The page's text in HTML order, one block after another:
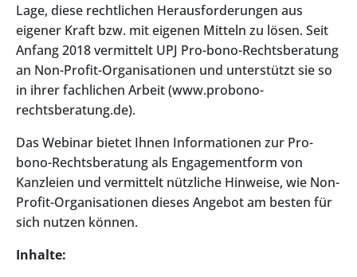
Lage, diese rechtlichen Herausforderungen aus
eigener Kraft bzw. mit eigenen Mitteln zu lösen. Seit
Anfang 2018 vermittelt UPJ Pro-bono-Rechtsberatung
an Non-Profit-Organisationen und unterstützt sie so
in ihrer fachlichen Arbeit (www.probono-
rechtsberatung.de).
Das Webinar bietet Ihnen Informationen zur Pro-
bono-Rechtsberatung als Engagementform von
Kanzleien und vermittelt nützliche Hinweise, wie Non-
Profit-Organisationen dieses Angebot am besten für
sich nutzen können.
Inhalte: